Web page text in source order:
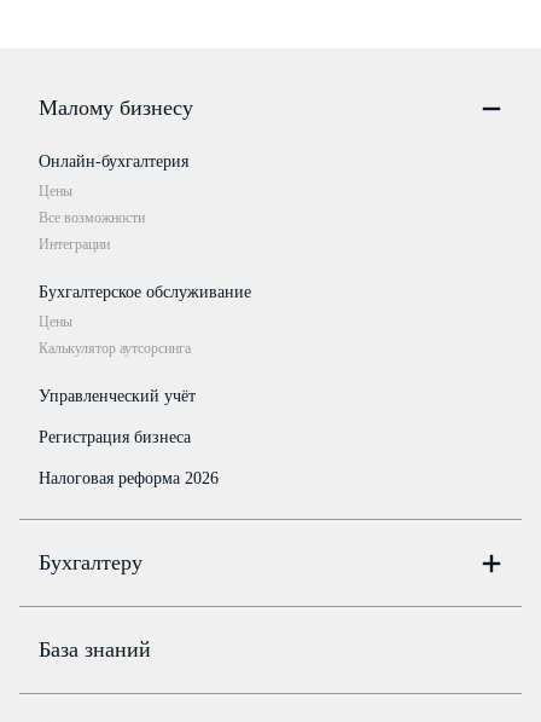
Малому бизнесу
Онлайн-бухгалтерия
Цены
Все возможности
Интеграции
Бухгалтерское обслуживание
Цены
Калькулятор аутсорсинга
Управленческий учёт
Регистрация бизнеса
Налоговая реформа 2026
Бухгалтеру
Цены
Бюро
База знаний